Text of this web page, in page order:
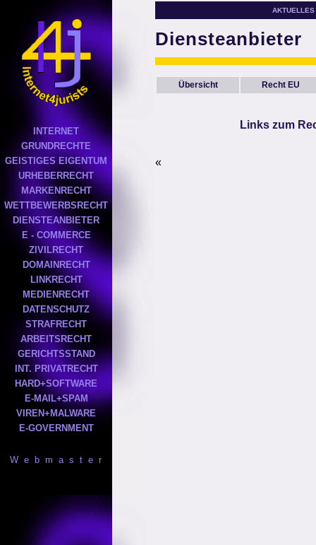
INTERNET
GRUNDRECHTE
GEISTIGES EIGENTUM
URHEBERRECHT
MARKENRECHT
WETTBEWERBSRECHT
DIENSTEANBIETER
E - COMMERCE
ZIVILRECHT
DOMAINRECHT
LINKRECHT
MEDIENRECHT
DATENSCHUTZ
STRAFRECHT
ARBEITSRECHT
GERICHTSSTAND
INT. PRIVATRECHT
HARD+SOFTWARE
E-MAIL+SPAM
VIREN+MALWARE
E-GOVERNMENT
W e b m a s t e r
AKTUELLES
Diensteanbieter
Übersicht Recht EU
Links zum
«